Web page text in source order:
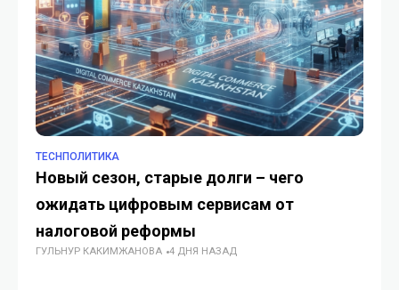
TECHПОЛИТИКА
Новый сезон, старые долги – чего
ожидать цифровым сервисам от
налоговой реформы
ГУЛЬНУР КАКИМЖАНОВА 4 ДНЯ НАЗАД